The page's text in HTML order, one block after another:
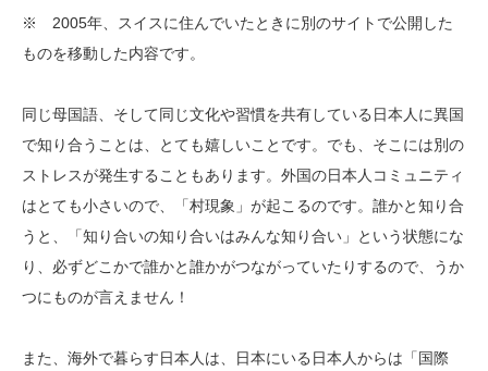
※ 2005年、スイスに住んでいたときに別のサイトで公開した
ものを移動した内容です。
同じ母国語、そして同じ文化や習慣を共有している日本人に異国
で知り合うことは、とても嬉しいことです。でも、そこには別の
ストレスが発生することもあります。外国の日本人コミュニティ
はとても小さいので、「村現象」が起こるのです。誰かと知り合
うと、「知り合いの知り合いはみんな知り合い」という状態にな
り、必ずどこかで誰かと誰かがつながっていたりするので、うか
つにものが言えません！
また、海外で暮らす日本人は、日本にいる日本人からは「国際